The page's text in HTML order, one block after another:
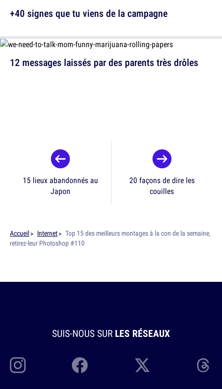
12 messages laissés par des parents très drôles
+40 signes que tu viens de la campagne
15 lieux abandonnés au
Japon
20 façons de dire les
couilles
Accueil Internet
Top 15 des meilleurs montages à la con de la semaine,
retirez-leur Photoshop #110
SUIS-NOUS SUR LES RÉSEAUX